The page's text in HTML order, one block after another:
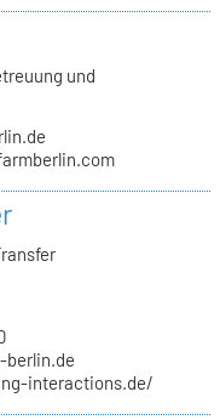
und
berlin.de
interactions.de/